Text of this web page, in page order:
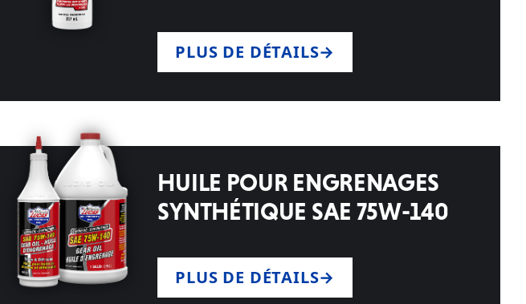
PLUS DE DÉTAILS
HUILE POUR ENGRENAGES
SYNTHÉTIQUE SAE 75W-140
PLUS DE DÉTAILS